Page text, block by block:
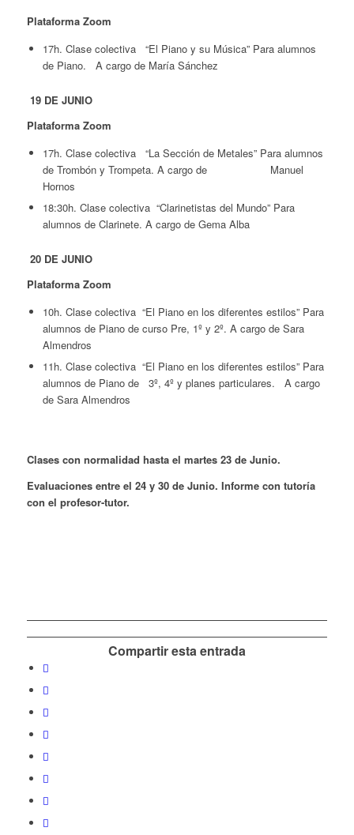
Plataforma Zoom
17h. Clase colectiva “El Piano y su Música” Para alumnos
de Piano. A cargo de María Sánchez
19 DE JUNIO
Plataforma Zoom
17h. Clase colectiva “La Sección de Metales” Para alumnos
de Trombón y Trompeta. A cargo de Manuel
Hornos
18:30h. Clase colectiva “Clarinetistas del Mundo” Para
alumnos de Clarinete. A cargo de Gema Alba
20 DE JUNIO
Plataforma Zoom
10h. Clase colectiva “El Piano en los diferentes estilos” Para
alumnos de Piano de curso Pre, 1º y 2º. A cargo de Sara
Almendros
11h. Clase colectiva “El Piano en los diferentes estilos” Para
alumnos de Piano de 3º, 4º y planes particulares. A cargo
de Sara Almendros
Clases con normalidad hasta el martes 23 de Junio.
Evaluaciones entre el 24 y 30 de Junio. Informe con tutoría
con el profesor-tutor.
Compartir esta entrada